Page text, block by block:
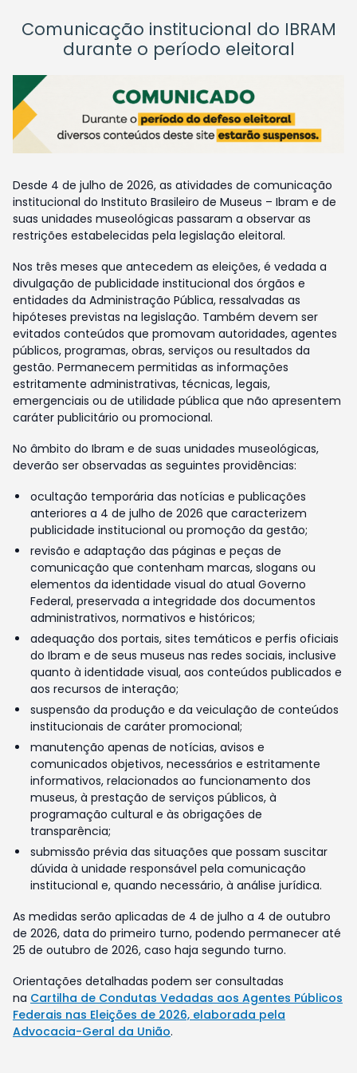
Comunicação institucional do IBRAM
durante o período eleitoral
Desde 4 de julho de 2026, as atividades de comunicação
institucional do Instituto Brasileiro de Museus – Ibram e de
suas unidades museológicas passaram a observar as
restrições estabelecidas pela legislação eleitoral.
Nos três meses que antecedem as eleições, é vedada a
divulgação de publicidade institucional dos órgãos e
entidades da Administração Pública, ressalvadas as
hipóteses previstas na legislação. Também devem ser
evitados conteúdos que promovam autoridades, agentes
públicos, programas, obras, serviços ou resultados da
gestão. Permanecem permitidas as informações
estritamente administrativas, técnicas, legais,
emergenciais ou de utilidade pública que não apresentem
caráter publicitário ou promocional.
No âmbito do Ibram e de suas unidades museológicas,
deverão ser observadas as seguintes providências:
ocultação temporária das notícias e publicações
anteriores a 4 de julho de 2026 que caracterizem
publicidade institucional ou promoção da gestão;
revisão e adaptação das páginas e peças de
comunicação que contenham marcas, slogans ou
elementos da identidade visual do atual Governo
Federal, preservada a integridade dos documentos
administrativos, normativos e históricos;
adequação dos portais, sites temáticos e perfis oficiais
do Ibram e de seus museus nas redes sociais, inclusive
quanto à identidade visual, aos conteúdos publicados e
aos recursos de interação;
suspensão da produção e da veiculação de conteúdos
institucionais de caráter promocional;
manutenção apenas de notícias, avisos e
comunicados objetivos, necessários e estritamente
informativos, relacionados ao funcionamento dos
museus, à prestação de serviços públicos, à
programação cultural e às obrigações de
transparência;
submissão prévia das situações que possam suscitar
dúvida à unidade responsável pela comunicação
institucional e, quando necessário, à análise jurídica.
As medidas serão aplicadas de 4 de julho a 4 de outubro
de 2026, data do primeiro turno, podendo permanecer até
25 de outubro de 2026, caso haja segundo turno.
Orientações detalhadas podem ser consultadas
na Cartilha de Condutas Vedadas aos Agentes Públicos
Federais nas Eleições de 2026, elaborada pela
Advocacia-Geral da União.